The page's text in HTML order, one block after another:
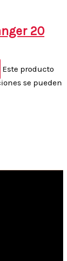
20
Este producto
se pueden